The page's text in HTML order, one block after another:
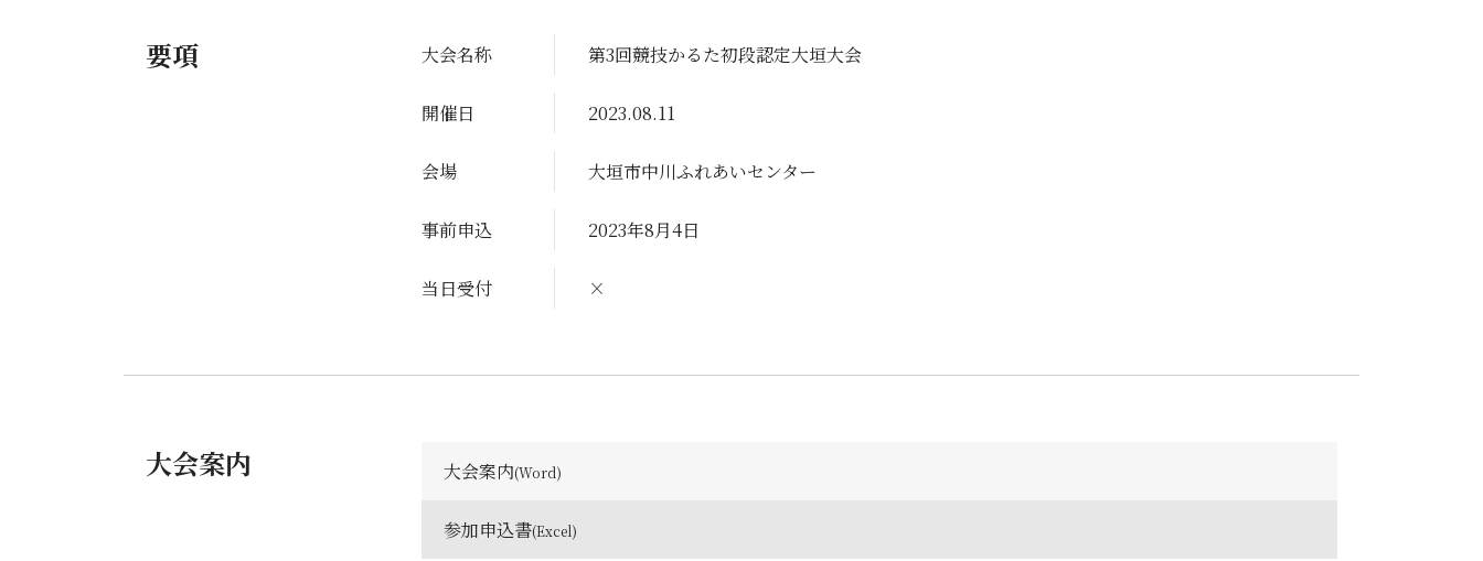
要項 大会名称 第3回競技かるた初段認定大垣大会
開催日 2023.08.11
会場 大垣市中川ふれあいセンター
事前申込 2023年8月4日
当日受付 ×
大会案内 大会案内
参加申込書